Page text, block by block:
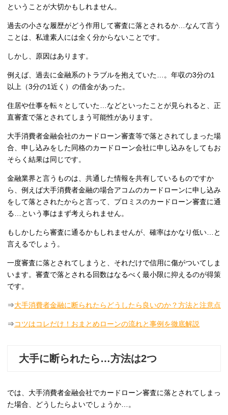
ということが大切かもしれません。
過去の小さな履歴がどう作用して審査に落とされるか…なんて言う
ことは、私達素人には全く分からないことです。
しかし、原因はあります。
例えば、過去に金融系のトラブルを抱えていた…。年収の3分の1
以上（3分の1近く）の借金があった。
住居や仕事を転々としていた…などといったことが見られると、正
直審査で落とされてしまう可能性があります。
大手消費者金融会社のカードローン審査等で落とされてしまった場
合、申し込みをした同格のカードローン会社に申し込みをしてもお
そらく結果は同じです。
金融業界と言うものは、共通した情報を共有しているものですか
ら、例えば大手消費者金融の場合アコムのカードローンに申し込み
をして落とされたからと言って、プロミスのカードローン審査に通
る…という事はまず考えられません。
もしかしたら審査に通るかもしれませんが、確率はかなり低い…と
言えるでしょう。
一度審査に落とされてしまうと、それだけで信用に傷がついてしま
います。審査で落とされる回数はなるべく最小限に抑えるのが得策
です。
⇒大手消費者金融に断られたらどうしたら良いのか？方法と注意点
⇒コツはコレだけ！おまとめローンの流れと事例を徹底解説
大手に断られたら…方法は2つ
では、大手消費者金融会社でカードローン審査に落とされてしまっ
た場合、どうしたらよいでしょうか…。